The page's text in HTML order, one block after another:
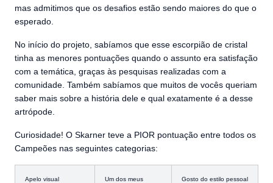
mas admitimos que os desafios estão sendo maiores do que o
esperado.
No início do projeto, sabíamos que esse escorpião de cristal
tinha as menores pontuações quando o assunto era satisfação
com a temática, graças às pesquisas realizadas com a
comunidade. Também sabíamos que muitos de vocês queriam
saber mais sobre a história dele e qual exatamente é a desse
artrópode.
Curiosidade! O Skarner teve a PIOR pontuação entre todos os
Campeões nas seguintes categorias:
Apelo visual
Um dos meus
Gosto do estilo pessoal